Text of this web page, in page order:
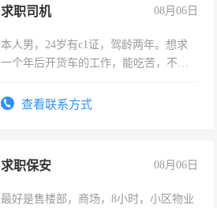
求职司机 08月06日
本人男，24岁有c1证，驾龄两年。想求
一个年后开货车的工作，能吃苦，不怕
查看联系方式
求职保安 08月06日
最好是售楼部，商场，8小时，小区物业